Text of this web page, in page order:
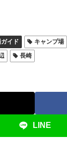
イド キャンプ場
長崎
LINE